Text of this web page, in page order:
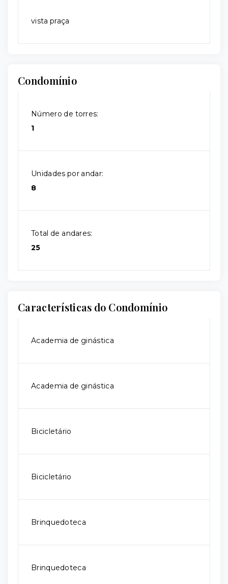
vista praça
Condomínio
Número de torres:
1
Unidades por andar:
8
Total de andares:
25
Características do Condomínio
Academia de ginástica
Academia de ginástica
Bicicletário
Bicicletário
Brinquedoteca
Brinquedoteca